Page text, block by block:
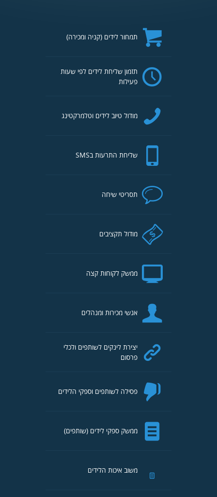
תמחור לידים (קניה ומכירה)
תזמון שליחת לידים לפי שעות
פעילות
מודול טיוב לידים וטלמרקטינג
שליחת התרעות בSMS
תסריטי שיחה
מודול תקציבים
ממשק לקוחות קצה
אנשי מכירות ומנהלים
יצירת לינקים לשותפים ולכלי
פרסום
פסילה לשותפים וספקי הלידים
ממשק ספקי לידים (שותפים)
משוב איכות הלידים